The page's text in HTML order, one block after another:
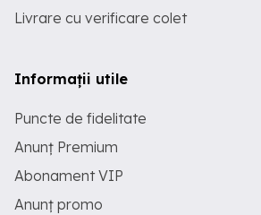
Livrare cu verificare colet
Informații utile
Puncte de fidelitate
Anunț Premium
Abonament VIP
Anunț promo